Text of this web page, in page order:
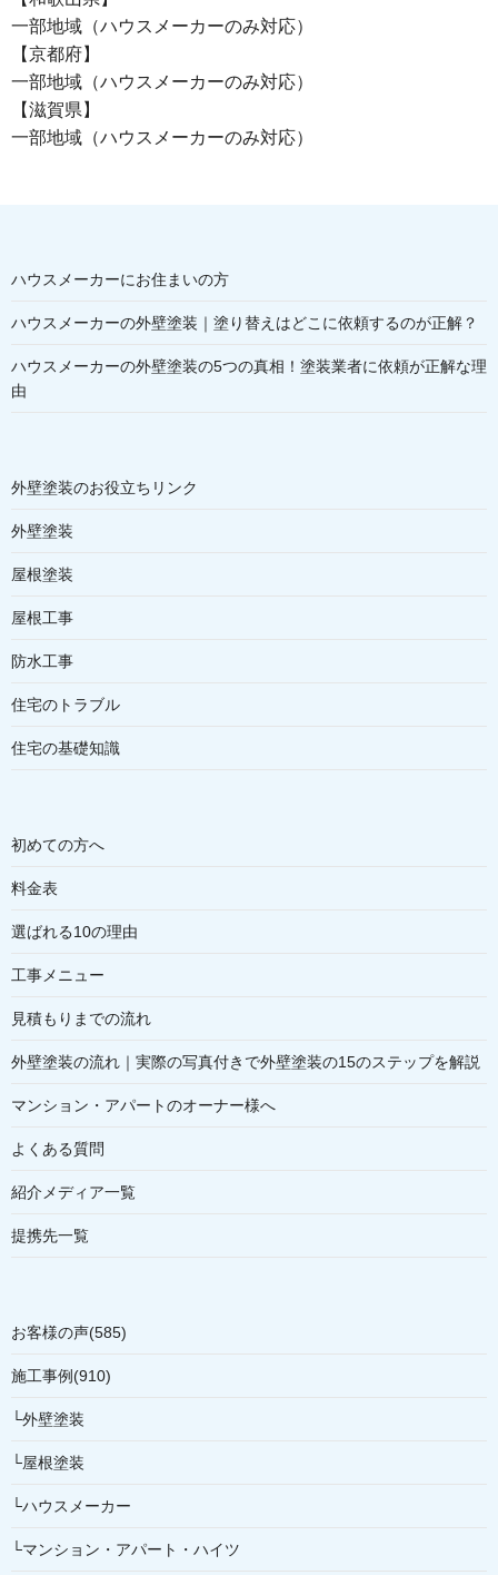
一部地域（ハウスメーカーのみ対応）
【京都府】
一部地域（ハウスメーカーのみ対応）
【滋賀県】
一部地域（ハウスメーカーのみ対応）
ハウスメーカーにお住まいの方
ハウスメーカーの外壁塗装｜塗り替えはどこに依頼するのが正解？
ハウスメーカーの外壁塗装の5つの真相！塗装業者に依頼が正解な理
由
外壁塗装のお役立ちリンク
外壁塗装
屋根塗装
屋根工事
防水工事
住宅のトラブル
住宅の基礎知識
初めての方へ
料金表
選ばれる10の理由
工事メニュー
見積もりまでの流れ
外壁塗装の流れ｜実際の写真付きで外壁塗装の15のステップを解説
マンション・アパートのオーナー様へ
よくある質問
紹介メディア一覧
提携先一覧
お客様の声(585)
施工事例(910)
└外壁塗装
└屋根塗装
└ハウスメーカー
└マンション・アパート・ハイツ